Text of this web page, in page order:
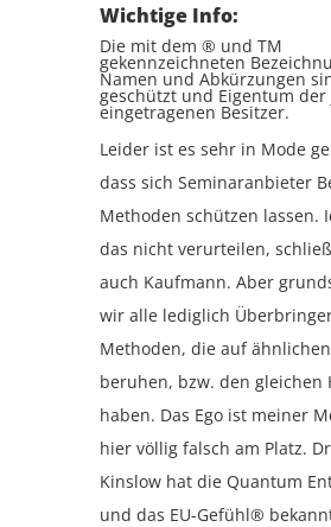
Wichtige Info:
Die mit dem ® und TM
gekennzeichneten
Namen und Abkürzungen
geschützt und Eigentum
eingetragenen Besitzer.
Leider ist es sehr in Mode
dass sich Seminaranbieter
Methoden schützen lassen.
das nicht verurteilen,
auch Kaufmann. Aber
wir alle lediglich
Methoden, die auf
beruhen, bzw. den gleichen
haben. Das Ego ist meiner
hier völlig falsch am Platz.
Kinslow hat die Quantum
und das EU-Gefühl®